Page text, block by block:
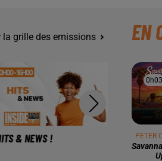
la grille des emissions
& NEWS ! LE
EN
0h03
0h03
PETER